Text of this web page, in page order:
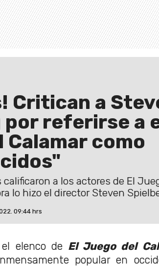
Critican a
referirse a
Calamar como
calificaron a los actores de El
lo hizo el director Steven
09:44 hrs
elenco de El Juego del
popular en